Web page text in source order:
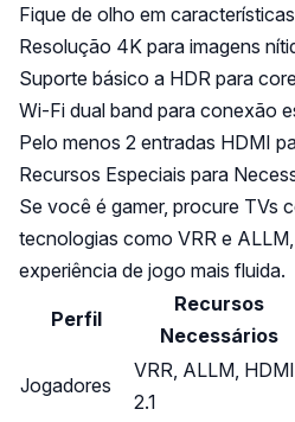
Fique de olho em
Resolução 4K para imagens
Suporte básico a HDR para
Wi-Fi dual band para conexão
Pelo menos 2 entradas HDMI
Recursos Especiais para
Se você é gamer, procure TVs
tecnologias como VRR e
experiência de jogo mais fluida.
Perfil
Recursos
Necessários
Jogadores
VRR, ALLM, HDMI
2.1